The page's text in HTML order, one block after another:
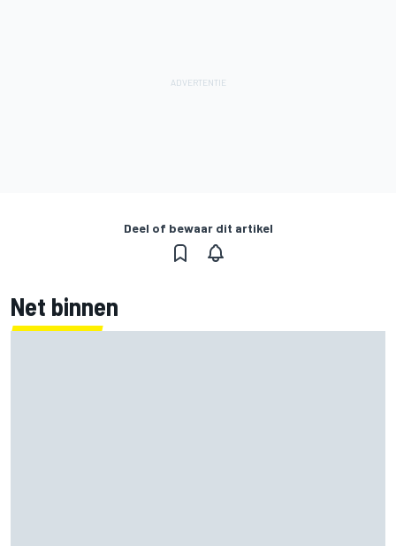
Deel of bewaar dit artikel
Net binnen